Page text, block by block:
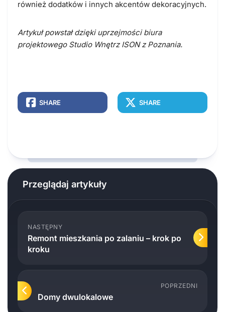
również dodatków i innych akcentów dekoracyjnych.
Artykuł powstał dzięki uprzejmości biura
projektowego Studio Wnętrz ISON z Poznania.
SHARE SHARE
Przeglądaj artykuły
NASTĘPNY
Remont mieszkania po zalaniu – krok po
kroku
POPRZEDNI
Domy dwulokalowe